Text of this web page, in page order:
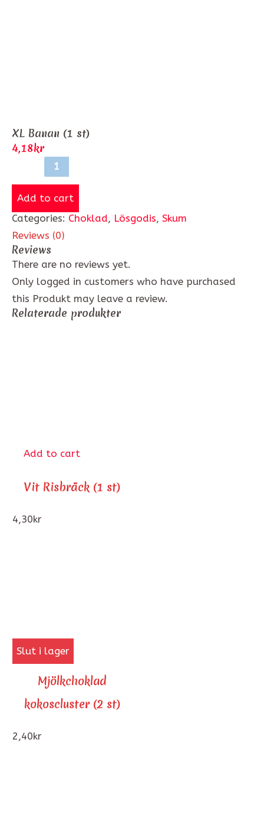
XL Banan (1 st)
4,18kr
Add to cart
Categories: Choklad, Lösgodis, Skum
Reviews (0)
Reviews
There are no reviews yet.
Only logged in customers who have purchased
this Produkt may leave a review.
Relaterade produkter
Add to cart
Vit Risbräck (1 st)
4,30kr
Slut i lager
Mjölkchoklad
kokoscluster (2 st)
2,40kr